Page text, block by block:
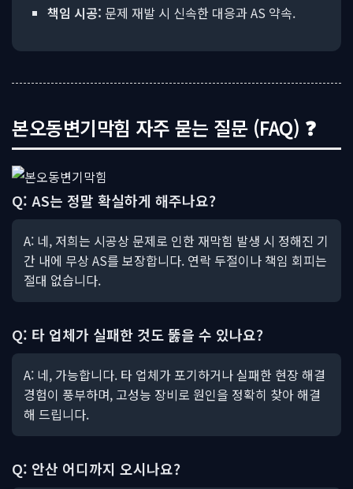
책임 시공: 문제 재발 시 신속한 대응과 AS 약속.
본오동변기막힘 자주 묻는 질문 (FAQ) ❓
Q: AS는 정말 확실하게 해주나요?
A: 네, 저희는 시공상 문제로 인한 재막힘 발생 시 정해진 기
간 내에 무상 AS를 보장합니다. 연락 두절이나 책임 회피는
절대 없습니다.
Q: 타 업체가 실패한 것도 뚫을 수 있나요?
A: 네, 가능합니다. 타 업체가 포기하거나 실패한 현장 해결
경험이 풍부하며, 고성능 장비로 원인을 정확히 찾아 해결
해 드립니다.
Q: 안산 어디까지 오시나요?